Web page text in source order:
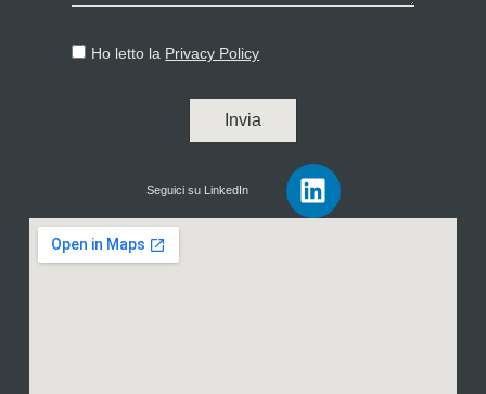
Ho letto la Privacy Policy
Invia
Seguici su LinkedIn